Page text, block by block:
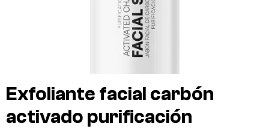
Exfoliante facial carbón
activado purificación